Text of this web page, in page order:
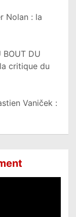
Nolan : la
BOUT DU
critique du
Vaniček :